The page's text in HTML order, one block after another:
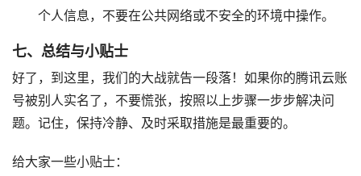
个人信息，不要在公共网络或不安全的环境中操作。
七、总结与小贴士
好了，到这里，我们的大战就告一段落！如果你的腾讯云账
号被别人实名了，不要慌张，按照以上步骤一步步解决问
题。记住，保持冷静、及时采取措施是最重要的。
给大家一些小贴士：